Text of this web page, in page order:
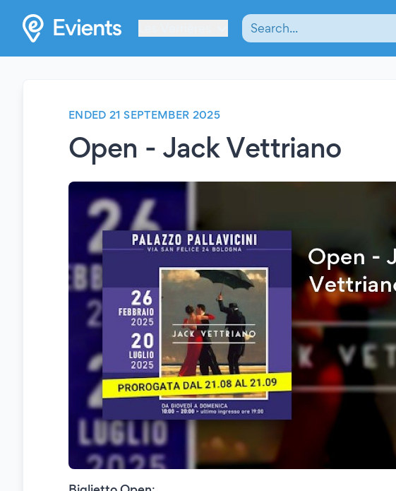
ENDED 21 SEPTEMBER 2025
Open - Jack Vettriano